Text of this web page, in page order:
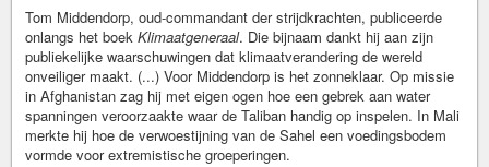
Tom Middendorp, oud-commandant der strijdkrachten, publiceerde
onlangs het boek Klimaatgeneraal. Die bijnaam dankt hij aan zijn
publiekelijke waarschuwingen dat klimaatverandering de wereld
onveiliger maakt. (...) Voor Middendorp is het zonneklaar. Op missie
in Afghanistan zag hij met eigen ogen hoe een gebrek aan water
spanningen veroorzaakte waar de Taliban handig op inspelen. In Mali
merkte hij hoe de verwoestijning van de Sahel een voedingsbodem
vormde voor extremistische groeperingen.